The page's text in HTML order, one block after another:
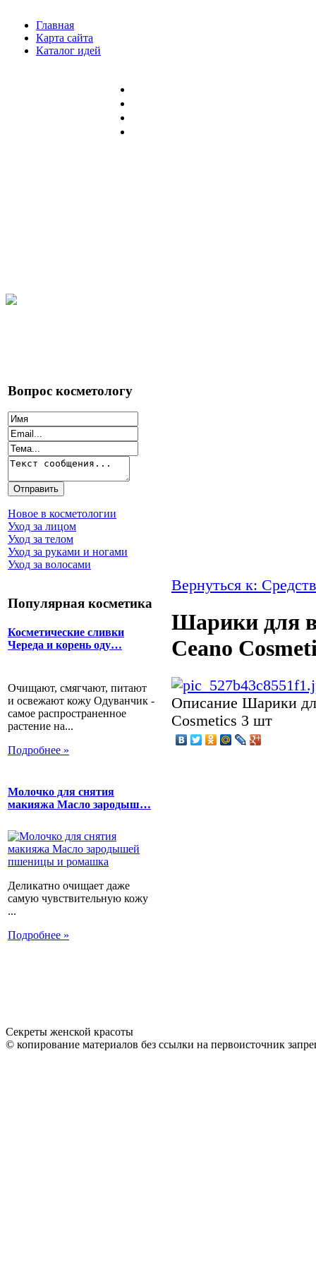
Главная
Карта сайта
Каталог идей
Вопрос косметологу
Новое в косметологии
Уход за лицом
Уход за телом
Уход за руками и ногами
Уход за волосами
Популярная косметика
Косметические сливки
Череда и корень оду…
Очищают, смягчают, питают
и освежают кожу Одуванчик -
самое распространенное
растение на...
Подробнее »
Молочко для снятия
макияжа Масло зародыш…
Деликатно очищает даже
самую чувствительную кожу
...
Подробнее »
Вернуться к:
Шарики для
Ceano
Описание Шарики
Cosmetics 3 шт
Секреты женской красоты
© копирование материалов без ссылки на первоисточник